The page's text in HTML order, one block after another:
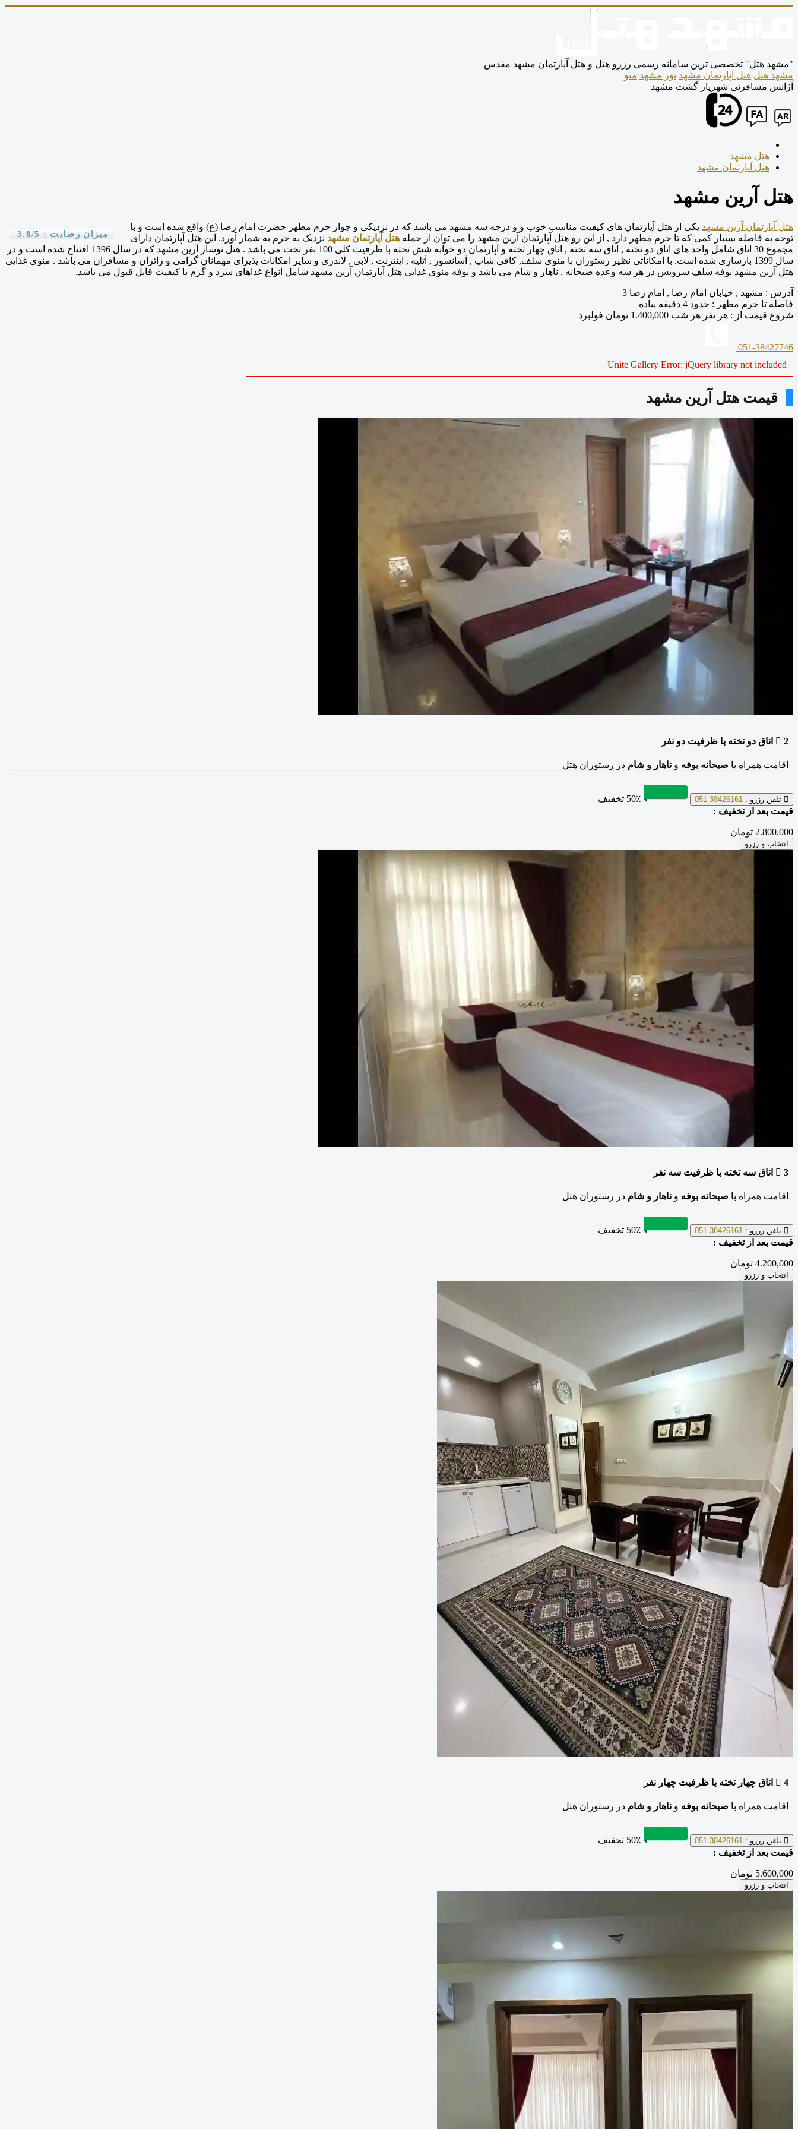
"مشهد هتل" تخصصی ترین سامانه رسمی رزرو هتل و هتل آپارتمان مشهد مقدس
مشهد هتل هتل آپارتمان مشهد تور مشهد منو
آژانس مسافرتی شهریار گشت مشهد
هتل مشهد
هتل آپارتمان مشهد
هتل آرین مشهد
میزان رضایت : 3.8/5
هتل آپارتمان آرین مشهد یکی از هتل آپارتمان های کیفیت مناسب خوب و و درجه سه مشهد می باشد که در نزدیکی و جوار حرم مطهر حضرت امام رضا (ع) واقع شده است و با
توجه به فاصله بسیار کمی که تا حرم مطهر دارد , از این رو هتل آپارتمان آرین مشهد را می توان از جمله هتل آپارتمان مشهد نزدیک به حرم به شمار آورد. این هتل آپارتمان دارای
مجموع 30 اتاق شامل واحد های اتاق دو تخته , اتاق سه تخته , اتاق چهار تخته و آپارتمان دو خوابه شش تخته با ظرفیت کلی 100 نفر تخت می باشد . هتل نوساز آرین مشهد که در سال 1396 افتتاح شده است و در
سال 1399 بازسازی شده است. با امکاناتی نظیر رستوران با منوی سلف, کافی شاپ , آسانسور , آتلیه , اینترنت , لابی , لاندری و سایر امکانات پذیرای مهمانان گرامی و زائران و مسافران می باشد . منوی غذایی
هتل آرین مشهد بوفه سلف سرویس در هر سه وعده صبحانه , ناهار و شام می باشد و بوفه منوی غذایی هتل آپارتمان آرین مشهد شامل انواع غذاهای سرد و گرم با کیفیت قابل قبول می باشد.
آدرس : مشهد , خیابان امام رضا , امام رضا 3
فاصله تا حرم مطهر : حدود 4 دقیقه پیاده
شروع قیمت از : هر نفر هر شب 1.400,000 تومان فولبرد
051-38427746
Unite Gallery Error: jQuery library not included
قیمت هتل آرین مشهد
2 اتاق دو تخته با ظرفیت دو نفر
اقامت همراه با صبحانه بوفه و ناهار و شام در رستوران هتل
تلفن رزرو : 38426161-051
50٪ تخفیف
قیمت بعد از تخفیف :
2.800,000 تومان
انتخاب و رزرو
3 اتاق سه تخته با ظرفیت سه نفر
اقامت همراه با صبحانه بوفه و ناهار و شام در رستوران هتل
تلفن رزرو : 38426161-051
50٪ تخفیف
قیمت بعد از تخفیف :
4.200,000 تومان
انتخاب و رزرو
4 اتاق چهار تخته با ظرفیت چهار نفر
اقامت همراه با صبحانه بوفه و ناهار و شام در رستوران هتل
تلفن رزرو : 38426161-051
50٪ تخفیف
قیمت بعد از تخفیف :
5.600,000 تومان
انتخاب و رزرو